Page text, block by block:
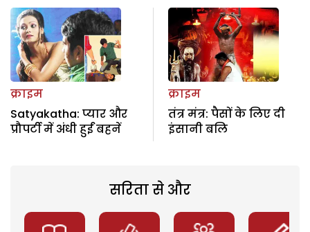
क्राइम
Satyakatha: प्यार और
प्रौपर्टी में अंधी हुईं बहनें
क्राइम
तंत्र मंत्र: पैसों के लिए दी
इंसानी बलि
सरिता से और